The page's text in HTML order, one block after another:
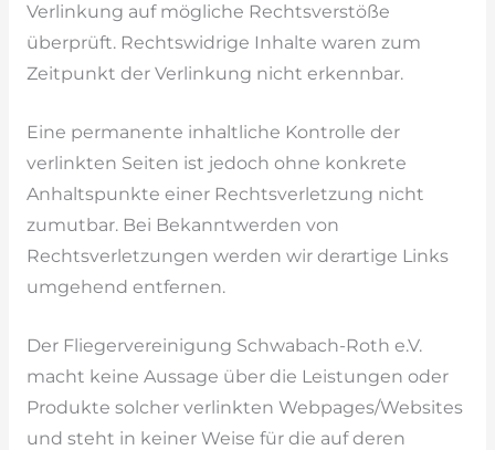
Verlinkung auf mögliche Rechtsverstöße
überprüft. Rechtswidrige Inhalte waren zum
Zeitpunkt der Verlinkung nicht erkennbar.
Eine permanente inhaltliche Kontrolle der
verlinkten Seiten ist jedoch ohne konkrete
Anhaltspunkte einer Rechtsverletzung nicht
zumutbar. Bei Bekanntwerden von
Rechtsverletzungen werden wir derartige Links
umgehend entfernen.
Der Fliegervereinigung Schwabach-Roth e.V.
macht keine Aussage über die Leistungen oder
Produkte solcher verlinkten Webpages/Websites
und steht in keiner Weise für die auf deren